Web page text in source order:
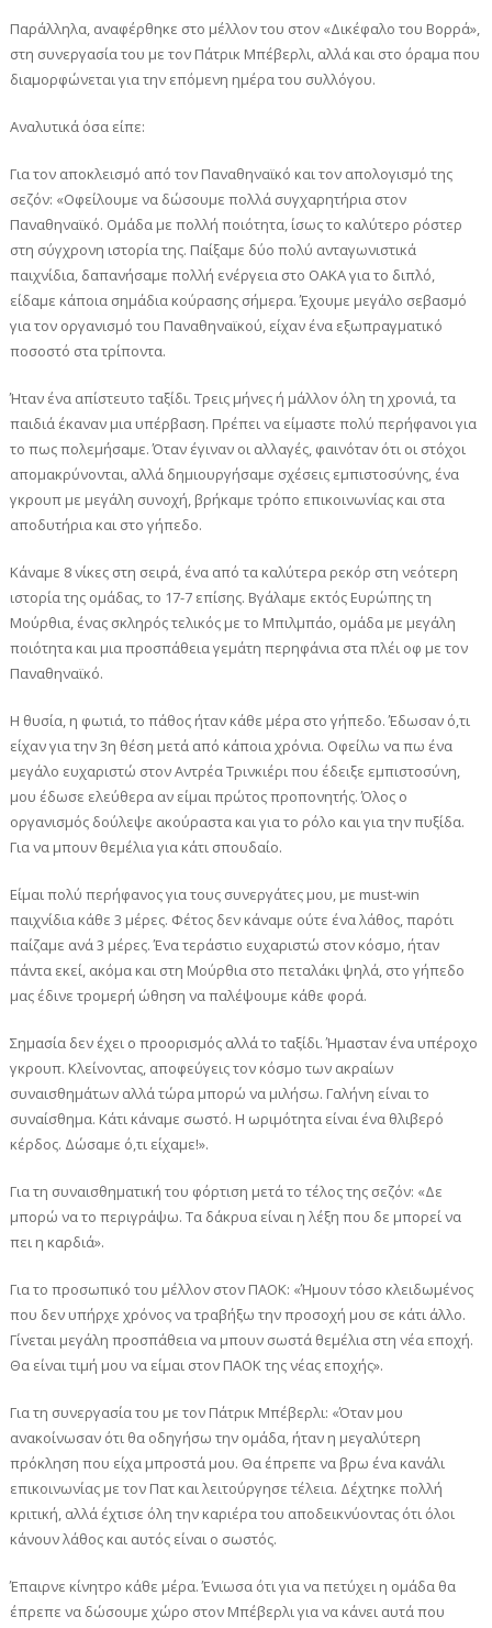
Παράλληλα, αναφέρθηκε στο μέλλον του στον «Δικέφαλο του Βορρά»,
στη συνεργασία του με τον Πάτρικ Μπέβερλι, αλλά και στο όραμα που
διαμορφώνεται για την επόμενη ημέρα του συλλόγου.
Αναλυτικά όσα είπε:
Για τον αποκλεισμό από τον Παναθηναϊκό και τον απολογισμό της
σεζόν: «Οφείλουμε να δώσουμε πολλά συγχαρητήρια στον
Παναθηναϊκό. Ομάδα με πολλή ποιότητα, ίσως το καλύτερο ρόστερ
στη σύγχρονη ιστορία της. Παίξαμε δύο πολύ ανταγωνιστικά
παιχνίδια, δαπανήσαμε πολλή ενέργεια στο ΟΑΚΑ για το διπλό,
είδαμε κάποια σημάδια κούρασης σήμερα. Έχουμε μεγάλο σεβασμό
για τον οργανισμό του Παναθηναϊκού, είχαν ένα εξωπραγματικό
ποσοστό στα τρίποντα.
Ήταν ένα απίστευτο ταξίδι. Τρεις μήνες ή μάλλον όλη τη χρονιά, τα
παιδιά έκαναν μια υπέρβαση. Πρέπει να είμαστε πολύ περήφανοι για
το πως πολεμήσαμε. Όταν έγιναν οι αλλαγές, φαινόταν ότι οι στόχοι
απομακρύνονται, αλλά δημιουργήσαμε σχέσεις εμπιστοσύνης, ένα
γκρουπ με μεγάλη συνοχή, βρήκαμε τρόπο επικοινωνίας και στα
αποδυτήρια και στο γήπεδο.
Κάναμε 8 νίκες στη σειρά, ένα από τα καλύτερα ρεκόρ στη νεότερη
ιστορία της ομάδας, το 17-7 επίσης. Βγάλαμε εκτός Ευρώπης τη
Μούρθια, ένας σκληρός τελικός με το Μπιλμπάο, ομάδα με μεγάλη
ποιότητα και μια προσπάθεια γεμάτη περηφάνια στα πλέι οφ με τον
Παναθηναϊκό.
Η θυσία, η φωτιά, το πάθος ήταν κάθε μέρα στο γήπεδο. Έδωσαν ό,τι
είχαν για την 3η θέση μετά από κάποια χρόνια. Οφείλω να πω ένα
μεγάλο ευχαριστώ στον Αντρέα Τρινκιέρι που έδειξε εμπιστοσύνη,
μου έδωσε ελεύθερα αν είμαι πρώτος προπονητής. Όλος ο
οργανισμός δούλεψε ακούραστα και για το ρόλο και για την πυξίδα.
Για να μπουν θεμέλια για κάτι σπουδαίο.
Είμαι πολύ περήφανος για τους συνεργάτες μου, με must-win
παιχνίδια κάθε 3 μέρες. Φέτος δεν κάναμε ούτε ένα λάθος, παρότι
παίζαμε ανά 3 μέρες. Ένα τεράστιο ευχαριστώ στον κόσμο, ήταν
πάντα εκεί, ακόμα και στη Μούρθια στο πεταλάκι ψηλά, στο γήπεδο
μας έδινε τρομερή ώθηση να παλέψουμε κάθε φορά.
Σημασία δεν έχει ο προορισμός αλλά το ταξίδι. Ήμασταν ένα υπέροχο
γκρουπ. Κλείνοντας, αποφεύγεις τον κόσμο των ακραίων
συναισθημάτων αλλά τώρα μπορώ να μιλήσω. Γαλήνη είναι το
συναίσθημα. Κάτι κάναμε σωστό. Η ωριμότητα είναι ένα θλιβερό
κέρδος. Δώσαμε ό,τι είχαμε!».
Για τη συναισθηματική του φόρτιση μετά το τέλος της σεζόν: «Δε
μπορώ να το περιγράψω. Τα δάκρυα είναι η λέξη που δε μπορεί να
πει η καρδιά».
Για το προσωπικό του μέλλον στον ΠΑΟΚ: «Ήμουν τόσο κλειδωμένος
που δεν υπήρχε χρόνος να τραβήξω την προσοχή μου σε κάτι άλλο.
Γίνεται μεγάλη προσπάθεια να μπουν σωστά θεμέλια στη νέα εποχή.
Θα είναι τιμή μου να είμαι στον ΠΑΟΚ της νέας εποχής».
Για τη συνεργασία του με τον Πάτρικ Μπέβερλι: «Όταν μου
ανακοίνωσαν ότι θα οδηγήσω την ομάδα, ήταν η μεγαλύτερη
πρόκληση που είχα μπροστά μου. Θα έπρεπε να βρω ένα κανάλι
επικοινωνίας με τον Πατ και λειτούργησε τέλεια. Δέχτηκε πολλή
κριτική, αλλά έχτισε όλη την καριέρα του αποδεικνύοντας ότι όλοι
κάνουν λάθος και αυτός είναι ο σωστός.
Έπαιρνε κίνητρο κάθε μέρα. Ένιωσα ότι για να πετύχει η ομάδα θα
έπρεπε να δώσουμε χώρο στον Μπέβερλι για να κάνει αυτά που